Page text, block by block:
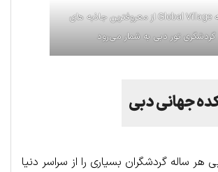
مجموعه Global Village از معروفترین جاذبه های
گردشگری تور دبی به شمار می‌رود
جهانی دبی
ساله گردشگران بسیاری را از سراسر دنیا